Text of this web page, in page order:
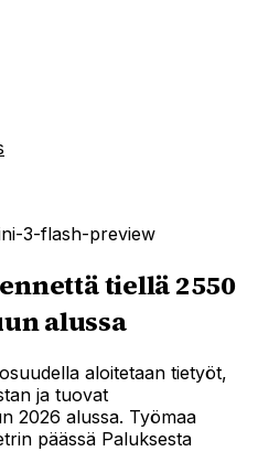
3-flash-preview
tiellä 2550
alussa
aloitetaan tietyöt,
ja tuovat
2026 alussa. Työmaa
päässä Paluksesta